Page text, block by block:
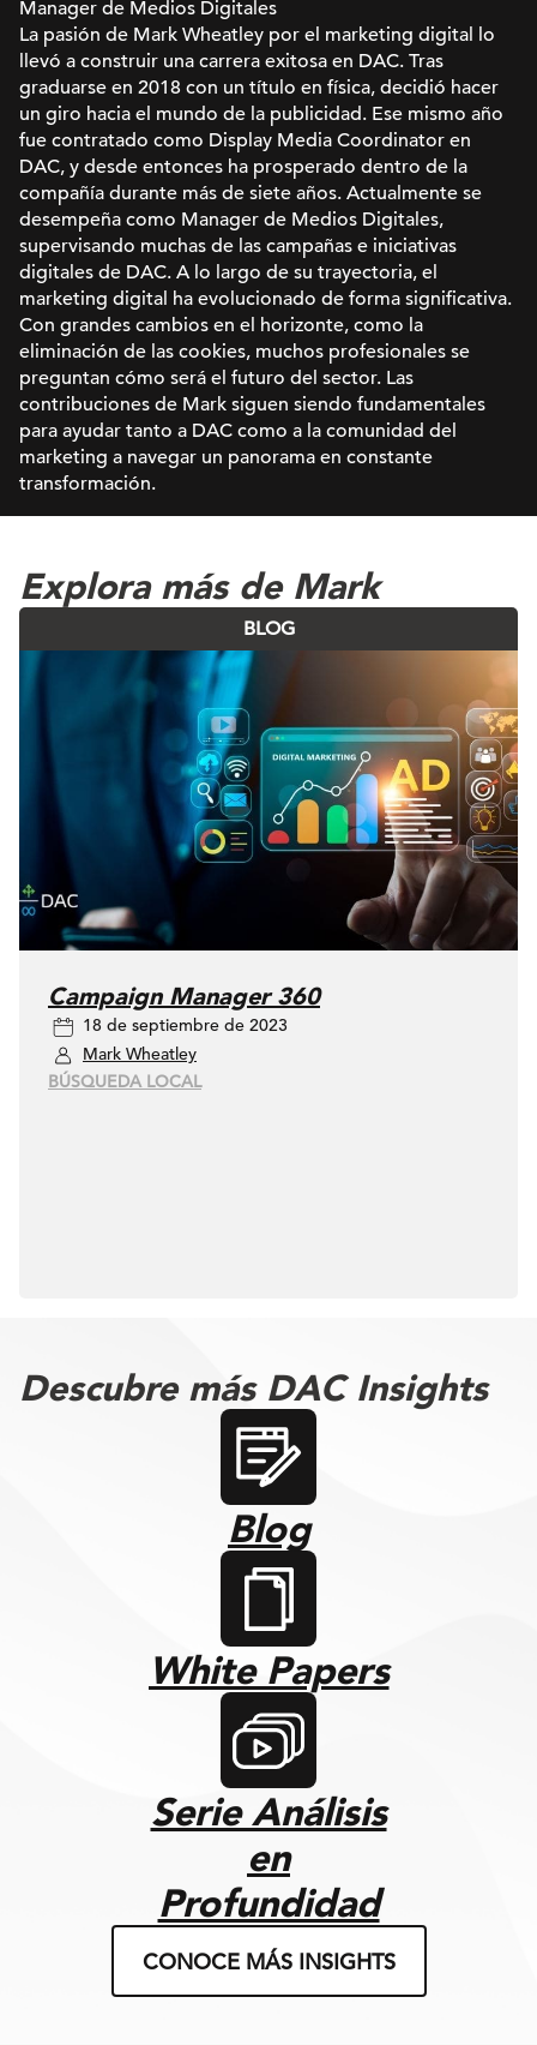
Manager de Medios Digitales
La pasión de Mark Wheatley por el marketing digital lo
llevó a construir una carrera exitosa en DAC. Tras
graduarse en 2018 con un título en física, decidió hacer
un giro hacia el mundo de la publicidad. Ese mismo año
fue contratado como Display Media Coordinator en
DAC, y desde entonces ha prosperado dentro de la
compañía durante más de siete años. Actualmente se
desempeña como Manager de Medios Digitales,
supervisando muchas de las campañas e iniciativas
digitales de DAC. A lo largo de su trayectoria, el
marketing digital ha evolucionado de forma significativa.
Con grandes cambios en el horizonte, como la
eliminación de las cookies, muchos profesionales se
preguntan cómo será el futuro del sector. Las
contribuciones de Mark siguen siendo fundamentales
para ayudar tanto a DAC como a la comunidad del
marketing a navegar un panorama en constante
transformación.
Explora más de Mark
BLOG
Campaign Manager 360
18 de septiembre de 2023
Mark Wheatley
BÚSQUEDA LOCAL
Descubre más DAC Insights
Blog
White Papers
Serie Análisis
en
Profundidad
CONOCE MÁS INSIGHTS